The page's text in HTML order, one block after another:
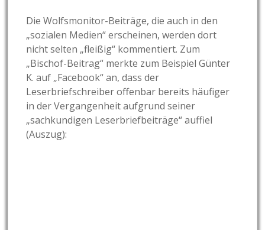
Die Wolfsmonitor-Beiträge, die auch in den
„sozialen Medien“ erscheinen, werden dort
nicht selten „fleißig“ kommentiert. Zum
„Bischof-Beitrag“ merkte zum Beispiel Günter
K. auf „Facebook“ an, dass der
Leserbriefschreiber offenbar bereits häufiger
in der Vergangenheit aufgrund seiner
„sachkundigen Leserbriefbeiträge“ auffiel
(Auszug):